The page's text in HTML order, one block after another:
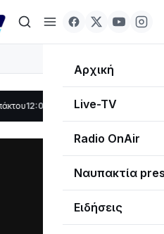
Αρχική
Live-TV
Radio OnAir
Ναυπακτία
Ειδήσεις
Σε τροχιά υλοποίησης η Παράκαμψη